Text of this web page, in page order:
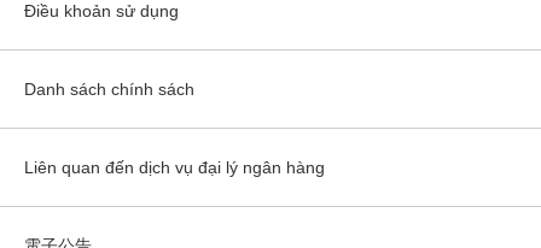
Điều khoản sử dụng
Danh sách chính sách
Liên quan đến dịch vụ đại lý ngân hàng